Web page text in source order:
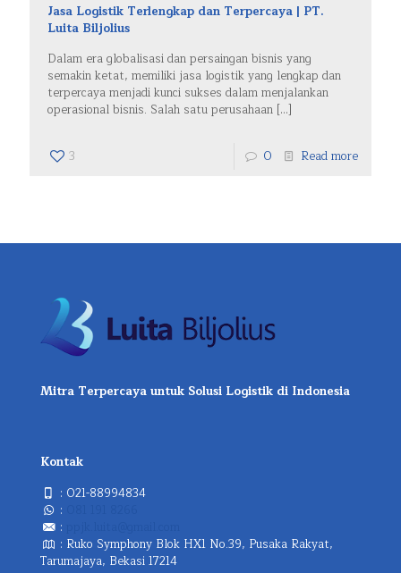
Jasa Logistik Terlengkap dan Terpercaya | PT.
Luita Biljolius
Dalam era globalisasi dan persaingan bisnis yang
semakin ketat, memiliki jasa logistik yang lengkap dan
terpercaya menjadi kunci sukses dalam menjalankan
operasional bisnis. Salah satu perusahaan […]
3 0 Read more
Mitra Terpercaya untuk Solusi Logistik di Indonesia
Kontak
: 021-88994834
:
:
: Ruko Symphony Blok HX1 No.39, Pusaka Rakyat,
Tarumajaya, Bekasi 17214